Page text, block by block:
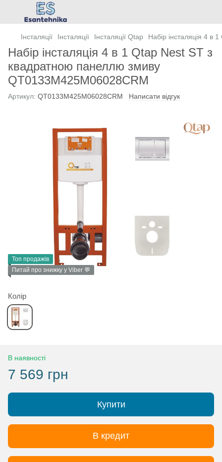
Інсталяції Інсталяції Інсталяції Qtap Набір інсталяція 4
Набір інсталяція 4 в 1 Qtap Nest ST з
квадратною панеллю змиву
QT0133M425M06028CRM
Артикул: QT0133M425M06028CRM Написати відгук
Топ продажів
Питай про знижку у Viber 💬
Колір
В наявності
7 569 грн
Купити
В кредит